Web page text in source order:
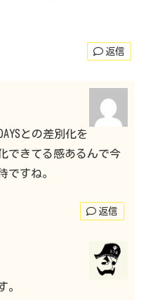
返信
との差別化を
できてる感あるんで今
ですね。
返信
。